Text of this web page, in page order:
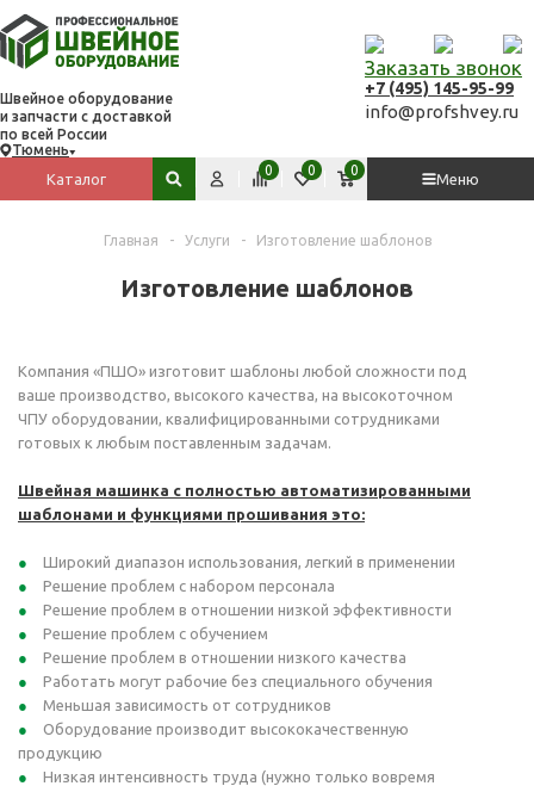
Швейное оборудование
и запчасти с доставкой
по всей России
Тюмень
Заказать звонок
+7 (495) 145-95-99
info@profshvey.ru
Каталог
Меню
Поиск по сайту
Сравнить
0 Избранное
0 Корзина
0
Главная - Услуги - Изготовление шаблонов
Изготовление шаблонов
Компания «ПШО» изготовит шаблоны любой сложности под
ваше производство, высокого качества, на высокоточном
ЧПУ оборудовании, квалифицированными сотрудниками
готовых к любым поставленным задачам.
Швейная машинка с полностью автоматизированными
шаблонами и функциями прошивания это:
Широкий диапазон использования, легкий в применении
Решение проблем с набором персонала
Решение проблем в отношении низкой эффективности
Решение проблем с обучением
Решение проблем в отношении низкого качества
Работать могут рабочие без специального обучения
Меньшая зависимость от сотрудников
Оборудование производит высококачественную
продукцию
Низкая интенсивность труда (нужно только вовремя